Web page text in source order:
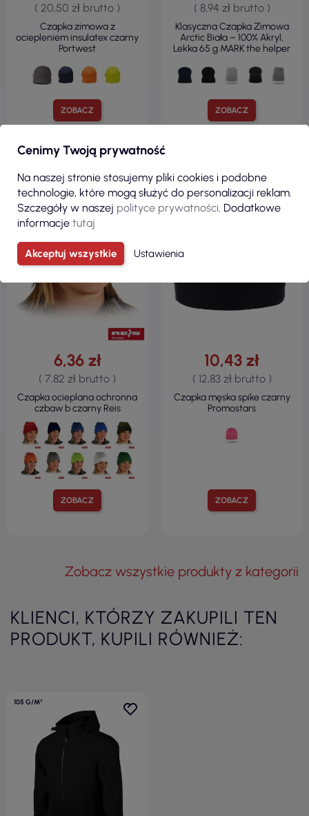
ZOBACZ
( 20,50 zł brutto )
Czapka zimowa z
ociepleniem insulatex czarny
Portwest
ZOBACZ
( 8,94 zł brutto )
Klasyczna Czapka Zimowa
Arctic Biała – 100% Akryl,
Lekka 65 g MARK the helper
ZOBACZ
6,36 zł
( 7,82 zł brutto )
Czapka ocieplana ochronna
czbaw b czarny Reis
ZOBACZ
10,43 zł
( 12,83 zł brutto )
Czapka męska spike czarny
Promostars
Zobacz wszystkie produkty z kategorii
KLIENCI, KTÓRZY ZAKUPILI TEN
PRODUKT, KUPILI RÓWNIEŻ:
105 G/M²
Cenimy Twoją prywatność
Na naszej stronie stosujemy pliki cookies i podobne
technologie, które mogą służyć do personalizacji reklam.
Szczegóły w naszej polityce prywatności . Dodatkowe
informacje tutaj
Akceptuj wszystkie Ustawienia